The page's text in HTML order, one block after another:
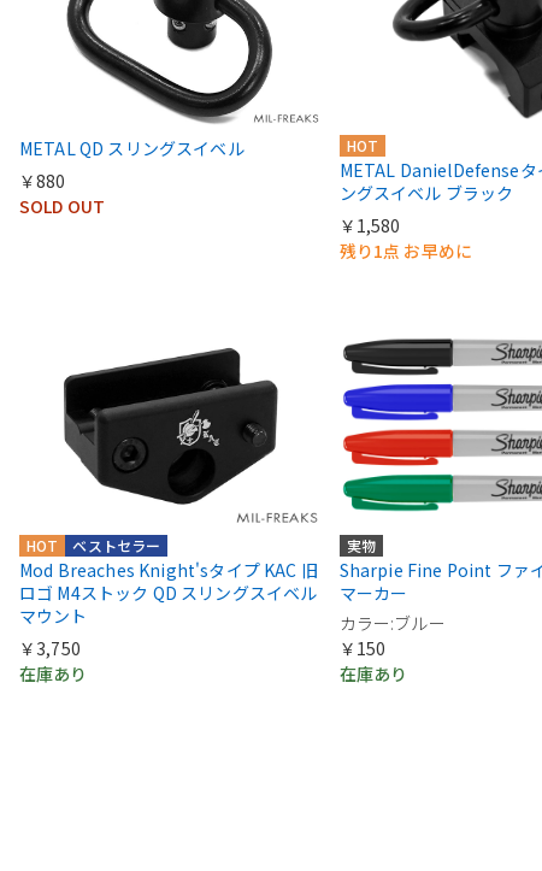
METAL QD スリングスイベル
￥880
SOLD OUT
HOT
METAL DanielDefenseタ
ングスイベル ブラック
￥1,580
残り1点 お早めに
ベストセラー
HOT
Mod Breaches Knight'sタイプ KAC 旧
ロゴ M4ストック QD スリングスイベル
マウント
￥3,750
在庫あり
実物
Sharpie Fine Point ファ
マーカー
カラー:ブルー
￥150
在庫あり